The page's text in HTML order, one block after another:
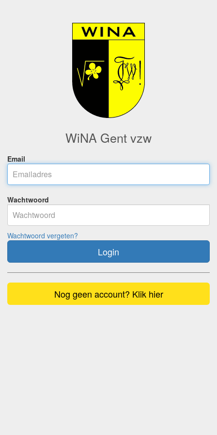
WiNA Gent vzw
Email
Wachtwoord
Wachtwoord vergeten?
Login
Nog geen account? Klik hier